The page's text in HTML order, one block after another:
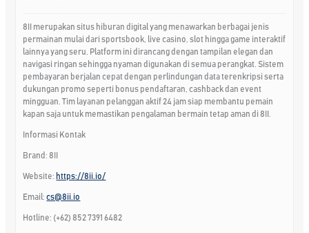
8II merupakan situs hiburan digital yang menawarkan berbagai jenis
permainan mulai dari sportsbook, live casino, slot hingga game interaktif
lainnya yang seru. Platform ini dirancang dengan tampilan elegan dan
navigasi ringan sehingga nyaman digunakan di semua perangkat. Sistem
pembayaran berjalan cepat dengan perlindungan data terenkripsi serta
dukungan promo seperti bonus pendaftaran, cashback dan event
mingguan. Tim layanan pelanggan aktif 24 jam siap membantu pemain
kapan saja untuk memastikan pengalaman bermain tetap aman di 8II.
Informasi Kontak
Brand: 8II
Website: https://8ii.io/
Email:cs@8ii.io
Hotline: (+62) 852 7391 6482